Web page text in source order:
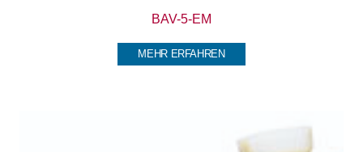
BAV-5-EM
MEHR ERFAHREN